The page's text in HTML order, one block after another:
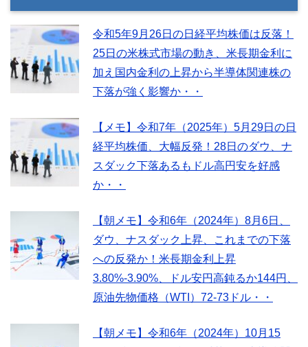
令和5年9月26日の日経平均株価は反落！
25日の米株式市場の動き、米長期金利に
加え国内金利の上昇から半導体関連株の
下落が強く影響か・・
【メモ】令和7年（2025年）5月29日の日
経平均株価、大幅反発！28日のダウ、ナ
スダック下落あるもドル高円安を好感
か・・
【朝メモ】令和6年（2024年）8月6日、
ダウ、ナスダック上昇、これまでの下落
への反発か！米長期金利上昇
3.80%-3.90%、ドル安円高鈍るか144円、
原油先物価格（WTI）72-73ドル・・
【朝メモ】令和6年（2024年）10月15